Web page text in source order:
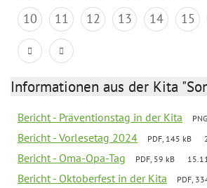
10
11 12 13 14 15
Informationen aus der Kita
Bericht - Präventionstag in der Kita
Bericht - Vorlesetag 2024 PDF, 145 kB
Bericht - Oma-Opa-Tag PDF, 59 kB
Bericht - Oktoberfest in der Kita PDF,